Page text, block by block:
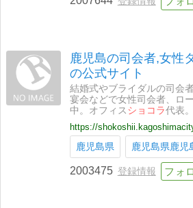
鹿児島の司会者,女性
の公式サイト
結婚式やブライダルの司会
宴会などで女性司会者、ロ
中。オフィス ショコラ代表。
https://
鹿児島県
鹿児島県鹿児
2003475 登録情報